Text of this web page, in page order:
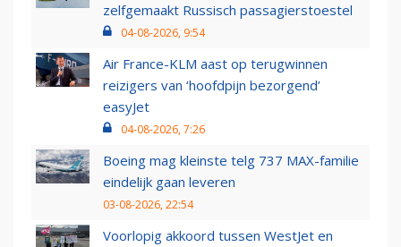
zelfgemaakt Russisch passagierstoestel
04-08-2026, 9:54
Air France-KLM aast op terugwinnen
reizigers van ‘hoofdpijn bezorgend’
easyJet
04-08-2026, 7:26
Boeing mag kleinste telg 737 MAX-familie
eindelijk gaan leveren
03-08-2026, 22:54
Voorlopig akkoord tussen WestJet en